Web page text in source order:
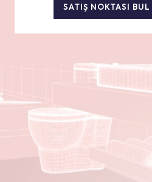
SATIŞ NOKTASI BUL